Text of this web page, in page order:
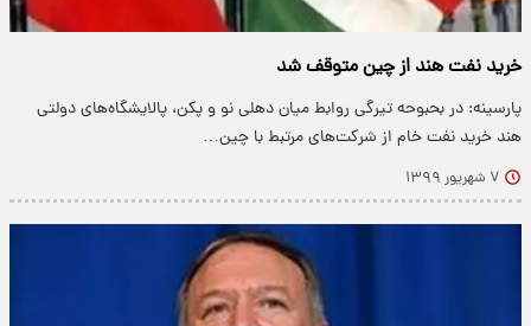
خرید نفت هند از چین متوقف شد
پارسینه: در بحبوحه تیرگی روابط میان دهلی نو و پکن، پالایشگاه‌های دولتی
هند خرید نفت خام از شرکت‌های مرتبط با چین…
۷ شهریور ۱۳۹۹